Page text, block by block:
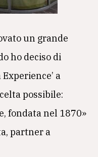
un grande
ho deciso di
a
possibile:
fondata nel 1870»
partner a